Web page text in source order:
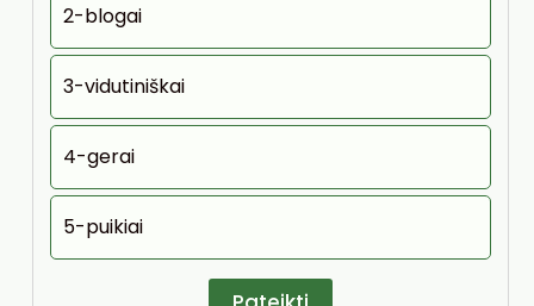
2-blogai
3-vidutiniškai
4-gerai
5-puikiai